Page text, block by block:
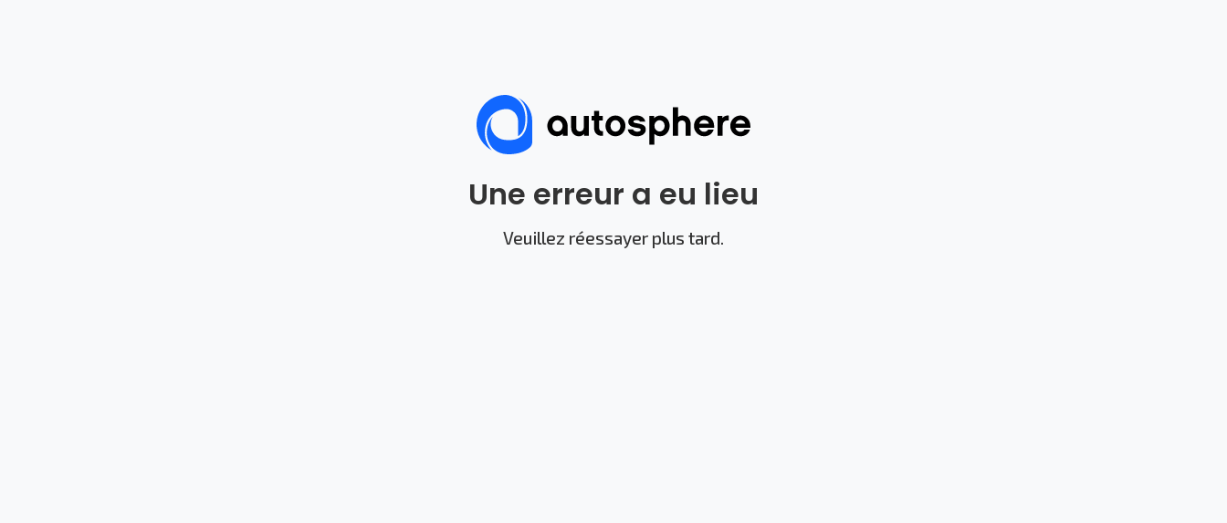
Une erreur a eu lieu
Veuillez réessayer plus tard.